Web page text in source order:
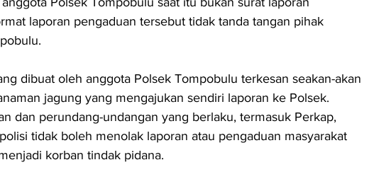
laporan pengaduan tersebut tidak tanda tangan pihak
dibuat oleh anggota Polsek Tompobulu terkesan seakan-akan
jagung yang mengajukan sendiri laporan ke Polsek.
dan perundang-undangan yang berlaku, termasuk Perkap,
tidak boleh menolak laporan atau pengaduan masyarakat
korban tindak pidana.